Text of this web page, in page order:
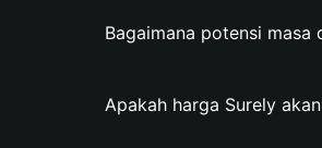
Bagaimana potensi masa
Apakah harga Surely